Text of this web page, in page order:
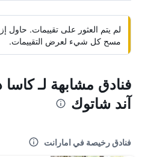
لم يتم العثور على تقييمات. حاول
مسح كل شيء لعرض التقييمات.
فنادق مشابهة لـ كاسا
آند شاتوك
فنادق رخيصة في امارانت